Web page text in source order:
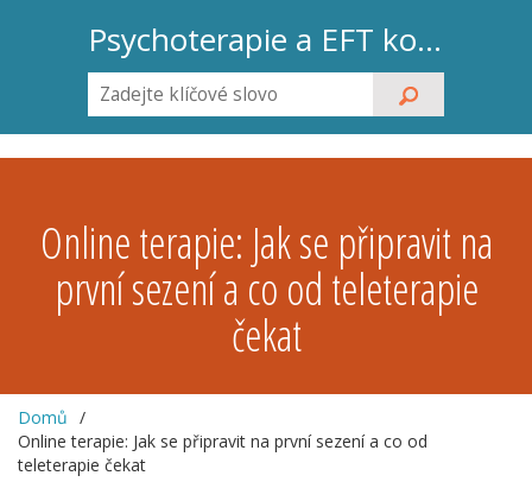
Psychoterapie a EFT koučink
Online terapie: Jak se připravit na
první sezení a co od teleterapie
čekat
Domů
Online terapie: Jak se připravit na první sezení a co od
teleterapie čekat